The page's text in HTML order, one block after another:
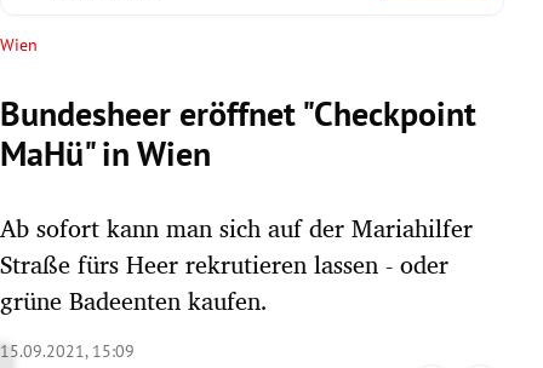
Untermenü
Untermenü
Wien
Bundesheer eröffnet "Checkpoint
MaHü" in Wien
Ab sofort kann man sich auf der Mariahilfer
Straße fürs Heer rekrutieren lassen - oder
grüne Badeenten kaufen.
15.09.2021, 15:09